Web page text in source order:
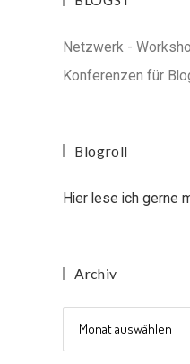
Netzwerk -
Konferenzen für
Blogroll
Hier lese ich gerne
Archiv